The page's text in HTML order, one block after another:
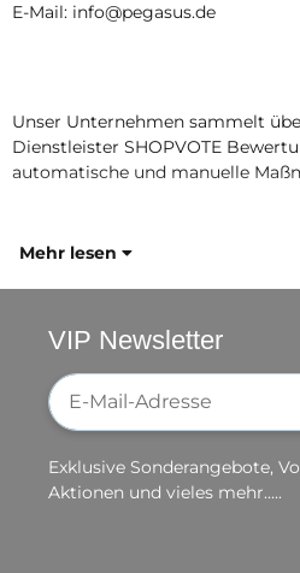
E-Mail: info@pegasus.de
Unser Unternehmen sammelt
Dienstleister SHOPVOTE
automatische und manuelle
Mehr lesen
VIP Newsletter
Newsletter-Registrierung
Exklusive Sonderangebote,
Aktionen und vieles mehr.....